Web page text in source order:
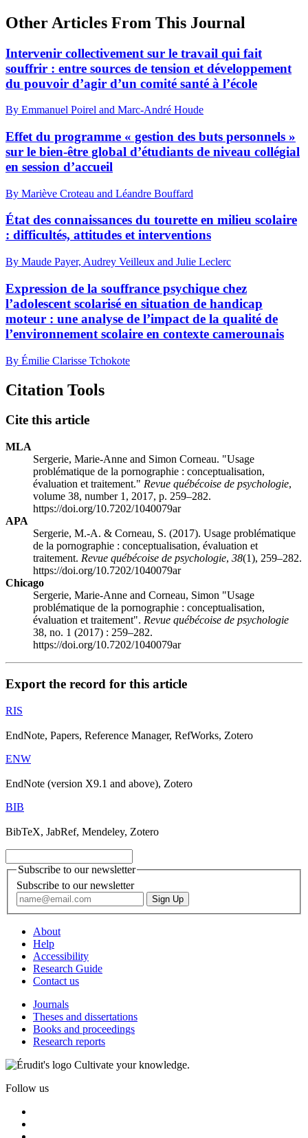
Other Articles From This Journal
Intervenir collectivement sur le travail qui fait
souffrir : entre sources de tension et développement
du pouvoir d’agir d’un comité santé à l’école
By Emmanuel Poirel and Marc-André Houde
Effet du programme « gestion des buts personnels »
sur le bien-être global d’étudiants de niveau collégial
en session d’accueil
By Mariève Croteau and Léandre Bouffard
État des connaissances du tourette en milieu scolaire
: difficultés, attitudes et interventions
By Maude Payer, Audrey Veilleux and Julie Leclerc
Expression de la souffrance psychique chez
l’adolescent scolarisé en situation de handicap
moteur : une analyse de l’impact de la qualité de
l’environnement scolaire en contexte camerounais
By Émilie Clarisse Tchokote
Citation Tools
Cite this article
MLA
Sergerie, Marie-Anne and Simon Corneau. "Usage
problématique de la pornographie : conceptualisation,
évaluation et traitement." Revue québécoise de psychologie,
volume 38, number 1, 2017, p. 259–282.
https://doi.org/10.7202/1040079ar
APA
Sergerie, M.-A. & Corneau, S. (2017). Usage problématique
de la pornographie : conceptualisation, évaluation et
traitement. Revue québécoise de psychologie, 38(1), 259–282.
https://doi.org/10.7202/1040079ar
Chicago
Sergerie, Marie-Anne and Corneau, Simon "Usage
problématique de la pornographie : conceptualisation,
évaluation et traitement". Revue québécoise de psychologie
38, no. 1 (2017) : 259–282.
https://doi.org/10.7202/1040079ar
Export the record for this article
RIS
EndNote, Papers, Reference Manager, RefWorks, Zotero
ENW
EndNote (version X9.1 and above), Zotero
BIB
BibTeX, JabRef, Mendeley, Zotero
Subscribe to our newsletter
Subscribe to our newsletter
About
Help
Accessibility
Research Guide
Contact us
Journals
Theses and dissertations
Books and proceedings
Research reports
Cultivate your knowledge.
Follow us